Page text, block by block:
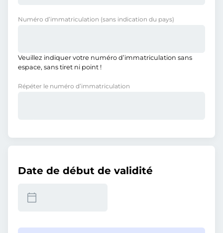
Numéro d’immatriculation (sans indication du pays)
Veuillez indiquer votre numéro d’immatriculation sans
espace, sans tiret ni point !
Répéter le numéro d’immatriculation
Date de début de validité